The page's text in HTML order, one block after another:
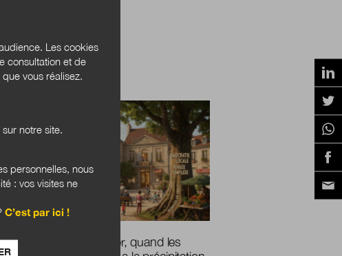
Déconnecter pour relier, quand les
Les cookies
consultation et de
vous réalisez.
notre site.
personnelles, nous
: vos visites ne
C’est par ici !